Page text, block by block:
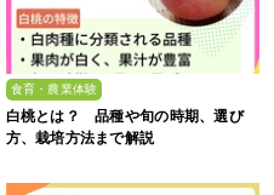
食育・農業体験
白桃とは？ 品種や旬の時期、選び
方、栽培方法まで解説